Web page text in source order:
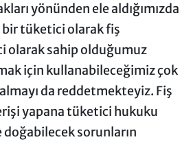
yönünden ele aldığımızda
tüketici olarak fiş
olarak sahip olduğumuz
için kullanabileceğimiz çok
da reddetmekteyiz. Fiş
yapana tüketici hukuku
doğabilecek sorunların